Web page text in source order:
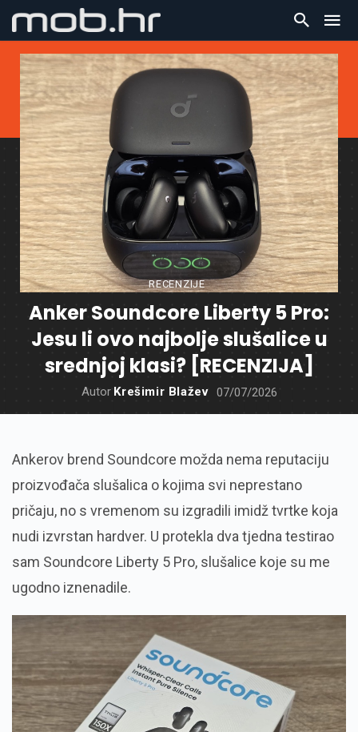
RECENZIJE
Anker Soundcore Liberty 5 Pro:
Jesu li ovo najbolje slušalice u
srednjoj klasi? [RECENZIJA]
Autor Krešimir Blažev 07/07/2026
Ankerov brend Soundcore možda nema reputaciju
proizvođača slušalica o kojima svi neprestano
pričaju, no s vremenom su izgradili imidž tvrtke koja
nudi izvrstan hardver. U protekla dva tjedna testirao
sam Soundcore Liberty 5 Pro, slušalice koje su me
ugodno iznenadile.